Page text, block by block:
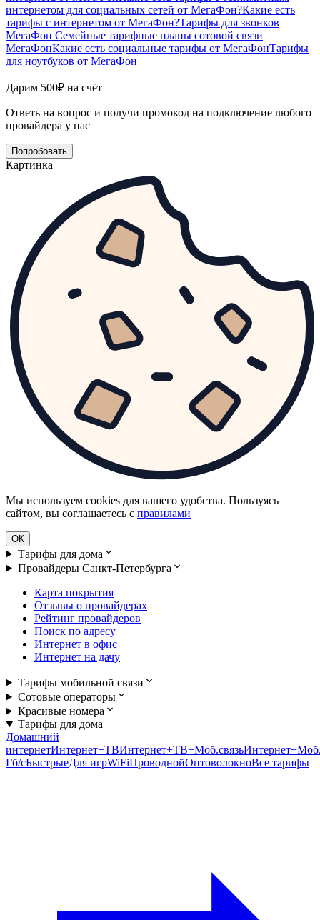
интернетом для социальных сетей от МегаФон?Какие есть
тарифы с интернетом от МегаФон?Тарифы для звонков
МегаФон Семейные тарифные планы сотовой связи
МегаФонКакие есть социальные тарифы от МегаФонТарифы
для ноутбуков от МегаФон
Дарим 500₽ на счёт
Ответь на вопрос и получи промокод на подключение любого
провайдера у нас
Попробовать
Картинка
Мы используем cookies для вашего удобства. Пользуясь
сайтом, вы соглашаетесь с правилами
ОК
Тарифы для дома
Провайдеры Санкт-Петербурга
Карта покрытия
Отзывы о провайдерах
Рейтинг провайдеров
Поиск по адресу
Интернет в офис
Интернет на дачу
Тарифы мобильной связи
Сотовые операторы
Красивые номера
Тарифы для дома
Домашний
интернетИнтернет+ТВИнтернет+ТВ+Моб.связь
Гб/cБыстрыеДля игрWiFiПроводнойОптоволокноВсе тарифы